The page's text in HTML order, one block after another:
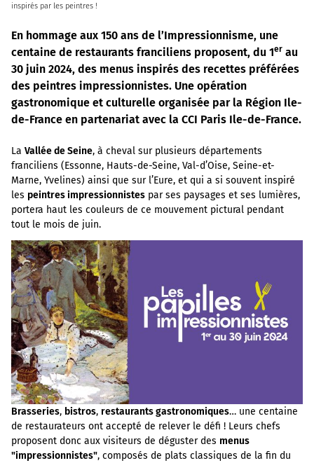
inspirés par les peintres !
En hommage aux 150 ans de l’Impressionnisme, une
centaine de restaurants franciliens proposent, du 1er au
30 juin 2024, des menus inspirés des recettes préférées
des peintres impressionnistes. Une opération
gastronomique et culturelle organisée par la Région Ile-
de-France en partenariat avec la CCI Paris Ile-de-France.
La Vallée de Seine, à cheval sur plusieurs départements
franciliens (Essonne, Hauts-de-Seine, Val-d’Oise, Seine-et-
Marne, Yvelines) ainsi que sur l’Eure, et qui a si souvent inspiré
les peintres impressionnistes par ses paysages et ses lumières,
portera haut les couleurs de ce mouvement pictural pendant
tout le mois de juin.
Brasseries, bistros, restaurants gastronomiques… une centaine
de restaurateurs ont accepté de relever le défi ! Leurs chefs
proposent donc aux visiteurs de déguster des menus
"impressionnistes", composés de plats classiques de la fin du